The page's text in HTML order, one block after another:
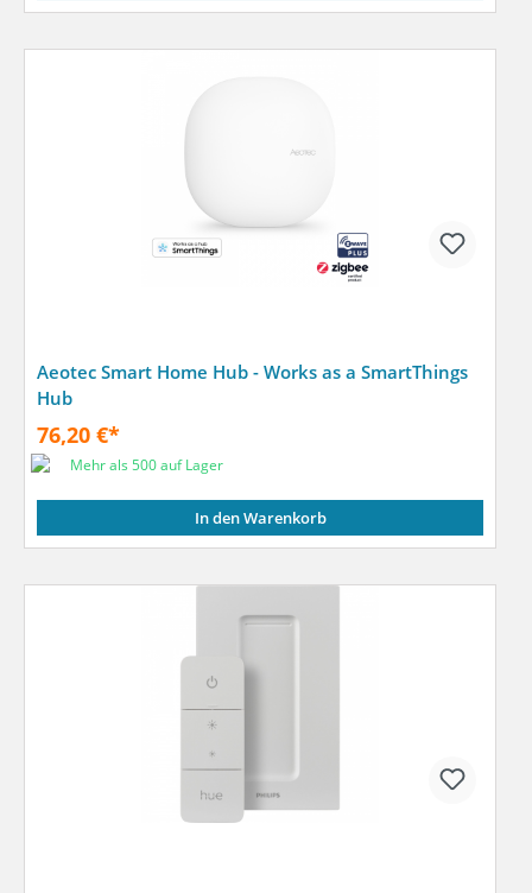
Aeotec Smart Home Hub - Works as a SmartThings
Hub
76,20 €*
Mehr als 500 auf Lager
In den Warenkorb